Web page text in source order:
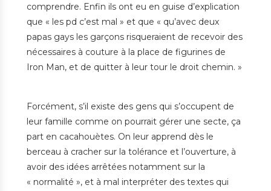
comprendre. Enfin ils ont eu en guise d’explication
que « les pd c’est mal » et que « qu’avec deux
papas gays les garçons risqueraient de recevoir des
nécessaires à couture à la place de figurines de
Iron Man, et de quitter à leur tour le droit chemin. »
Forcément, s’il existe des gens qui s’occupent de
leur famille comme on pourrait gérer une secte, ça
part en cacahouètes. On leur apprend dès le
berceau à cracher sur la tolérance et l’ouverture, à
avoir des idées arrêtées notamment sur la
« normalité », et à mal interpréter des textes qui